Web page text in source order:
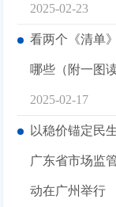
2025-02-23
看两个《清单
哪些（附一图
2025-02-17
以稳价锚定民
广东省市场监
动在广州举行